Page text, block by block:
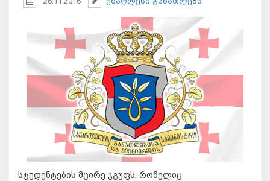
სტუდენტების მცირე ჯგუფს, რომელიც